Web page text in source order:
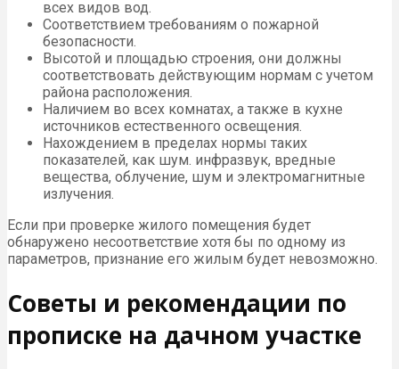
всех видов вод.
Соответствием требованиям о пожарной
безопасности.
Высотой и площадью строения, они должны
соответствовать действующим нормам с учетом
района расположения.
Наличием во всех комнатах, а также в кухне
источников естественного освещения.
Нахождением в пределах нормы таких
показателей, как шум. инфразвук, вредные
вещества, облучение, шум и электромагнитные
излучения.
Если при проверке жилого помещения будет
обнаружено несоответствие хотя бы по одному из
параметров, признание его жилым будет невозможно.
Советы и рекомендации по
прописке на дачном участке